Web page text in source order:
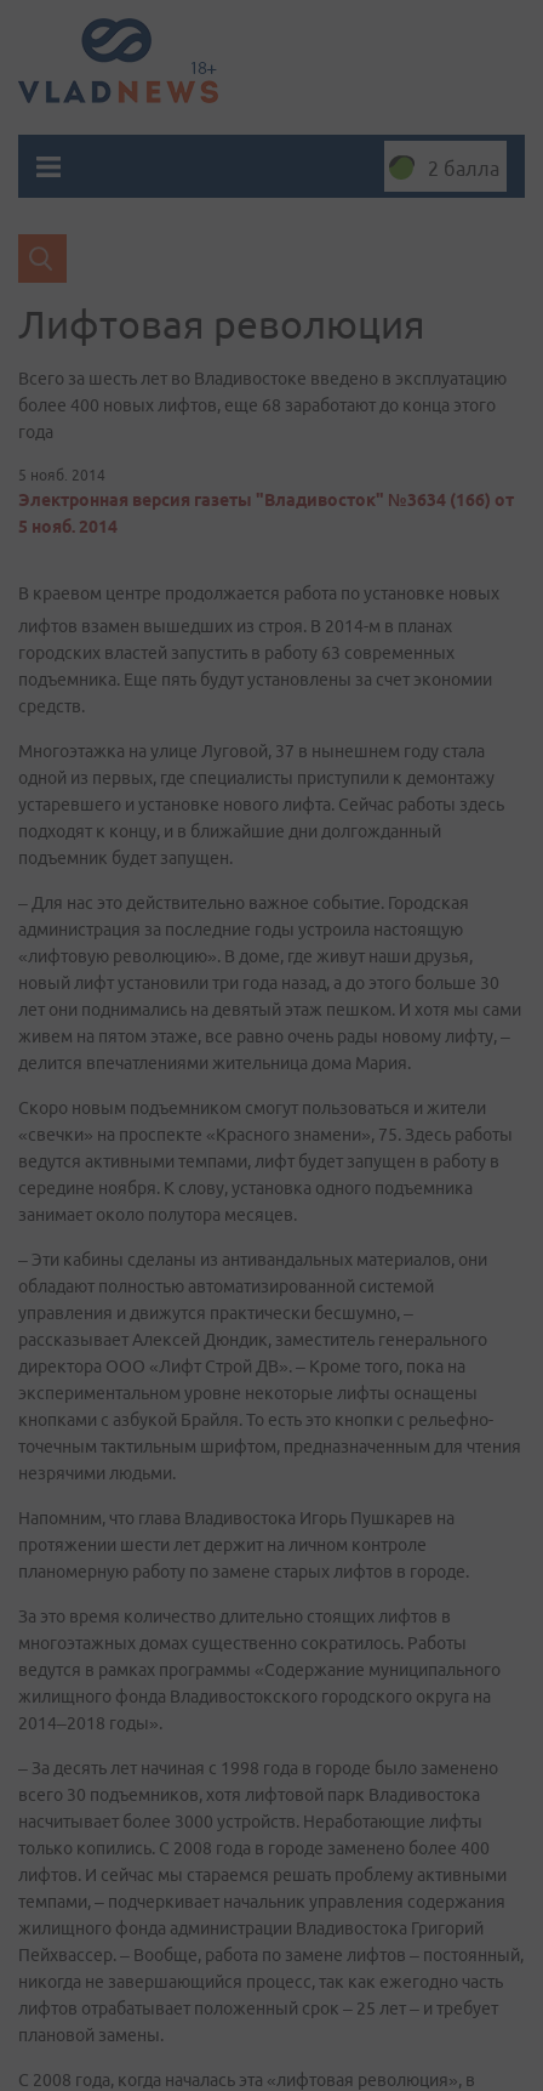
2 балла
Лифтовая революция
​Всего за шесть лет во Владивостоке введено в эксплуатацию
более 400 новых лифтов, еще 68 заработают до конца этого
года
5 нояб. 2014
Электронная версия газеты "Владивосток" №3634 (166) от
5 нояб. 2014
В краевом центре продолжается работа по установке новых
лифтов взамен вышедших из строя. В 2014-м в планах
городских властей запустить в работу 63 современных
подъемника. Еще пять будут установлены за счет экономии
средств.
Многоэтажка на улице Луговой, 37 в нынешнем году стала
одной из первых, где специалисты приступили к демонтажу
устаревшего и установке нового лифта. Сейчас работы здесь
подходят к концу, и в ближайшие дни долгожданный
подъемник будет запущен.
– Для нас это действительно важное событие. Городская
администрация за последние годы устроила настоящую
«лифтовую революцию». В доме, где живут наши друзья,
новый лифт установили три года назад, а до этого больше 30
лет они поднимались на девятый этаж пешком. И хотя мы сами
живем на пятом этаже, все равно очень рады новому лифту, –
делится впечатлениями жительница дома Мария.
Скоро новым подъемником смогут пользоваться и жители
«свечки» на проспекте «Красного знамени», 75. Здесь работы
ведутся активными темпами, лифт будет запущен в работу в
середине ноября. К слову, установка одного подъемника
занимает около полутора месяцев.
– Эти кабины сделаны из антивандальных материалов, они
обладают полностью автоматизированной системой
управления и движутся практически бесшумно, –
рассказывает Алексей Дюндик, заместитель генерального
директора ООО «Лифт Строй ДВ». – Кроме того, пока на
экспериментальном уровне некоторые лифты оснащены
кнопками с азбукой Брайля. То есть это кнопки с рельефно-
точечным тактильным шрифтом, предназначенным для чтения
незрячими людьми.
Напомним, что глава Владивостока Игорь Пушкарев на
протяжении шести лет держит на личном контроле
планомерную работу по замене старых лифтов в городе.
За это время количество длительно стоящих лифтов в
многоэтажных домах существенно сократилось. Работы
ведутся в рамках программы «Содержание муниципального
жилищного фонда Владивостокского городского округа на
2014–2018 годы».
– За десять лет начиная с 1998 года в городе было заменено
всего 30 подъемников, хотя лифтовой парк Владивостока
насчитывает более 3000 устройств. Неработающие лифты
только копились. С 2008 года в городе заменено более 400
лифтов. И сейчас мы стараемся решать проблему активными
темпами, – подчеркивает начальник управления содержания
жилищного фонда администрации Владивостока Григорий
Пейхвассер. – Вообще, работа по замене лифтов – постоянный,
никогда не завершающийся процесс, так как ежегодно часть
лифтов отрабатывает положенный срок – 25 лет – и требует
плановой замены.
С 2008 года, когда началась эта «лифтовая революция», в